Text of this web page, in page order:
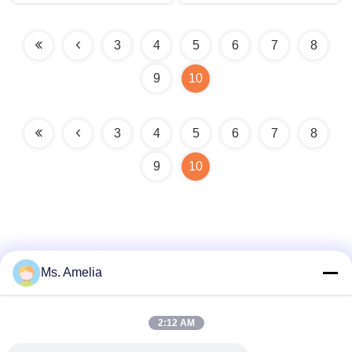
3 4 5 6 7 8
9 10
3 4 5 6 7 8
9 10
Ms. Amelia
2:12 AM